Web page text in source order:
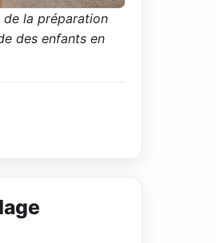
de la préparation
des enfants en